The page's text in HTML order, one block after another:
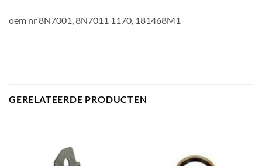
oem nr 8N7001, 8N7011 1170, 181468M1
GERELATEERDE PRODUCTEN